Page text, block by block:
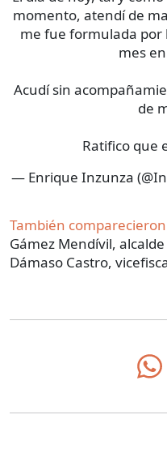
momento, atendí de
me fue formulada por
mes
Acudí sin
de
Ratifico que
— Enrique Inzunza
También comparecieron
Gámez Mendívil,
Dámaso Castro,